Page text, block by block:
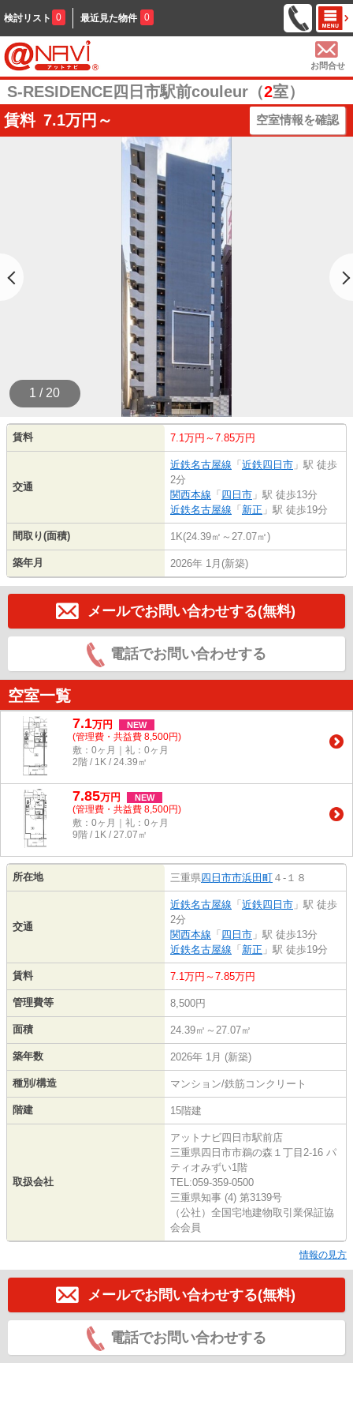
検討リスト 0 最近見た物件 0
お問合せ
S-RESIDENCE四日市駅前couleur（2室）
賃料 7.1万円～ 空室情報を確認
1 / 20
賃料 7.1万円～7.85万円
交通
近鉄名古屋線 「 近鉄四日市 」駅 徒歩
2分
関西本線 「 四日市 」駅 徒歩13分
近鉄名古屋線 「 新正 」駅 徒歩19分
間取り(面積) 1K(24.39㎡～27.07㎡)
築年月 2026年 1月(新築)
メールでお問い合わせする(無料)
電話でお問い合わせする
空室一覧
7.1万円 NEW
(管理費・共益費 8,500円)
敷：0ヶ月｜礼：0ヶ月
2階 / 1K / 24.39㎡
7.85万円 NEW
(管理費・共益費 8,500円)
敷：0ヶ月｜礼：0ヶ月
9階 / 1K / 27.07㎡
所在地 三重県四日市市浜田町 ４-１８
交通
近鉄名古屋線 「 近鉄四日市 」駅 徒歩
2分
関西本線 「 四日市 」駅 徒歩13分
近鉄名古屋線 「 新正 」駅 徒歩19分
賃料 7.1万円～7.85万円
管理費等 8,500円
面積 24.39㎡～27.07㎡
築年数 2026年 1月 (新築)
種別/構造 マンション/鉄筋コンクリート
階建 15階建
取扱会社
アットナビ四日市駅前店
三重県四日市市鵜の森１丁目2-16 パ
ティオみずい1階
TEL:059-359-0500
三重県知事 (4) 第3139号
（公社）全国宅地建物取引業保証協
会会員
情報の見方
メールでお問い合わせする(無料)
電話でお問い合わせする